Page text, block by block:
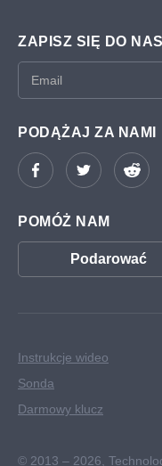
ZAPISZ SIĘ DO
PODĄŻAJ ZA NAMI
POMÓŻ NAM
Podarować
Instrukcje wideo
Sonda
Darmowy klucz
© 2013 – 2026,